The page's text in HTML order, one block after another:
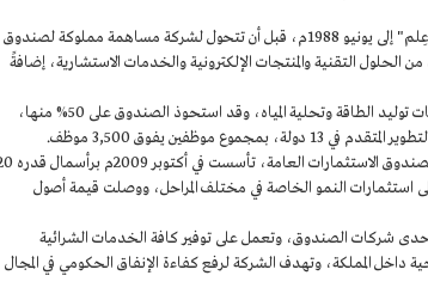
شركة العلم لأمن المعلومات: يعود تأسيس شركة العلم لأمن المعلومات "عِلم" إلى يونيو 1988م، قبل أن تتحول لشركة مساهمة مملوكة لصندوق
إلى تقديم العديد من الحلول التقنية والمنتجات الإلكترونية والخدمات الاستشارية، إضافةً
شركة أكوا باور: تعمل شركة أكوا باور في تطوير واستثمار وتشغيل محطات توليد الطاقة وتحلية المياه، وقد استحوذ الصندوق على 50% منها،
الشركة العربية السعودية للاستثمار: إحدى الشركات المملوكة بالكامل لصندوق
2019م، وترتكز استراتيجيتها على استثمارات النمو الخاصة في مختلف المراحل، ووصلت قيمة أصول
إحدى شركات الصندوق، وتعمل على توفير كافة الخدمات الشرائية
داخل المملكة، وتهدف الشركة لرفع كفاءة الإنفاق الحكومي في المجال